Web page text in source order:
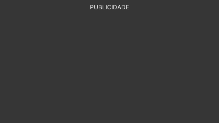
PUBLICIDADE